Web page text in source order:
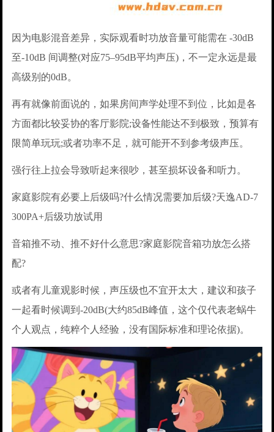
因为电影混音差异，实际观看时功放音量可能需在 -30dB
至-10dB 间调整(对应75–95dB平均声压)，不一定永远是最
高级别的0dB。
再有就像前面说的，如果房间声学处理不到位，比如是各
方面都比较妥协的客厅影院;设备性能达不到极致，预算有
限简单玩玩;或者功率不足，就可能开不到参考级声压。
强行往上拉会导致听起来很吵，甚至损坏设备和听力。
家庭影院有必要上后级吗?什么情况需要加后级?天逸AD-7
300PA+后级功放试用
音箱推不动、推不好什么意思?家庭影院音箱功放怎么搭
配?
或者有儿童观影时候，声压级也不宜开太大，建议和孩子
一起看时候调到-20dB(大约85dB峰值，这个仅代表老蜗牛
个人观点，纯粹个人经验，没有国际标准和理论依据)。